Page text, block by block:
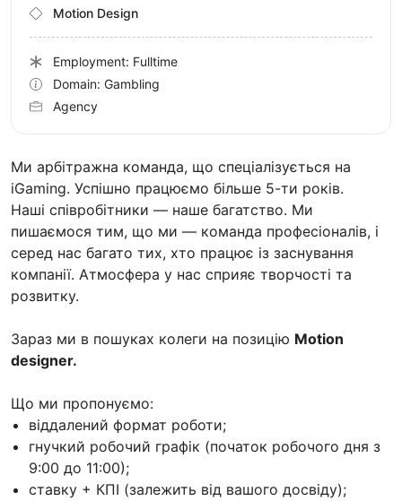
Ми арбітражна команда, що спеціалізується на
iGaming. Успішно працюємо більше 5-ти років.
Наші співробітники — наше багатство. Ми
пишаємося тим, що ми — команда професіоналів, і
серед нас багато тих, хто працює із заснування
компанії. Атмосфера у нас сприяє творчості та
розвитку.
Зараз ми в пошуках колеги на позицію Motion
designer.
Що ми пропонуємо:
віддалений формат роботи;
гнучкий робочий графік (початок робочого дня з
9:00 до 11:00);
ставку + КПІ (залежить від вашого досвіду);
Motion Design
Employment: Fulltime
Domain: Gambling
Agency